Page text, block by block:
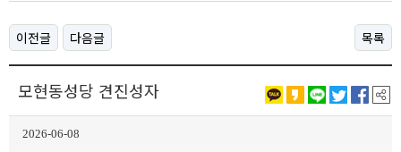
이전글 다음글 목록
모현동성당 견진성자
2026-06-08